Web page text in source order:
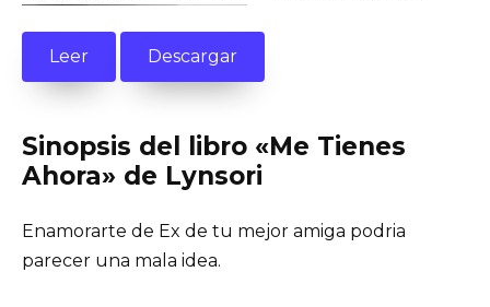
Leer Descargar
Sinopsis del libro «Me Tienes
Ahora» de Lynsori
Enamorarte de Ex de tu mejor amiga podria
parecer una mala idea.